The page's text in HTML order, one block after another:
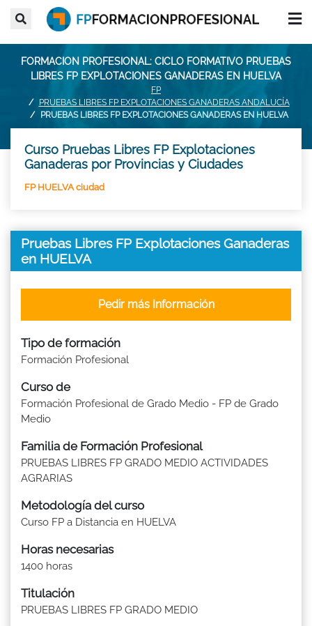
FORMACION PROFESIONAL: CICLO FORMATIVO PRUEBAS
LIBRES FP EXPLOTACIONES GANADERAS EN HUELVA
FP
PRUEBAS LIBRES FP EXPLOTACIONES GANADERAS ANDALUCÍA
PRUEBAS LIBRES FP EXPLOTACIONES GANADERAS EN HUELVA
Curso Pruebas Libres FP Explotaciones
Ganaderas por Provincias y Ciudades
FP HUELVA ciudad
Pruebas Libres FP Explotaciones Ganaderas
en HUELVA
Tipo de formación
Formación Profesional
Curso de
Formación Profesional de Grado Medio - FP de Grado
Medio
Familia de Formación Profesional
PRUEBAS LIBRES FP GRADO MEDIO ACTIVIDADES
AGRARIAS
Metodología del curso
Curso FP a Distancia en HUELVA
Horas necesarias
1400 horas
Titulación
PRUEBAS LIBRES FP GRADO MEDIO
Pedir más Información